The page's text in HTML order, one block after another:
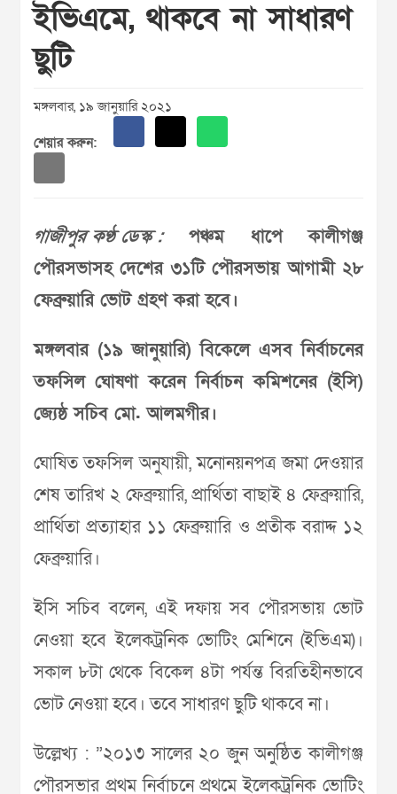
ইভিএমে, থাকবে না সাধারণ
ছুটি
মঙ্গলবার, ১৯ জানুয়ারি ২০২১
শেয়ার করুন:
গাজীপুর কণ্ঠ ডেস্ক :পঞ্চম ধাপে কালীগঞ্জ
পৌরসভাসহ দেশের ৩১টি পৌরসভায় আগামী ২৮
ফেব্রুয়ারি ভোট গ্রহণ করা হবে।
মঙ্গলবার (১৯ জানুয়ারি) বিকেলে এসব নির্বাচনের
তফসিল ঘোষণা করেন নির্বাচন কমিশনের (ইসি)
জ্যেষ্ঠ সচিব মো. আলমগীর।
ঘোষিত তফসিল অনুযায়ী, মনোনয়নপত্র জমা দেওয়ার
শেষ তারিখ ২ ফেব্রুয়ারি, প্রার্থিতা বাছাই ৪ ফেব্রুয়ারি,
প্রার্থিতা প্রত্যাহার ১১ ফেব্রুয়ারি ও প্রতীক বরাদ্দ ১২
ফেব্রুয়ারি।
ইসি সচিব বলেন, এই দফায় সব পৌরসভায় ভোট
নেওয়া হবে ইলেকট্রনিক ভোটিং মেশিনে (ইভিএম)।
সকাল ৮টা থেকে বিকেল ৪টা পর্যন্ত বিরতিহীনভাবে
ভোট নেওয়া হবে। তবে সাধারণ ছুটি থাকবে না।
উল্লেখ্য : ”২০১৩ সালের ২০ জুন অনুষ্ঠিত কালীগঞ্জ
পৌরসভার প্রথম নির্বাচনে প্রথমে ইলেকট্রনিক ভোটিং